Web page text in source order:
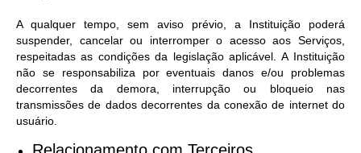
A qualquer tempo, sem aviso prévio, a Instituição poderá
suspender, cancelar ou interromper o acesso aos Serviços,
respeitadas as condições da legislação aplicável. A Instituição
não se responsabiliza por eventuais danos e/ou problemas
decorrentes da demora, interrupção ou bloqueio nas
transmissões de dados decorrentes da conexão de internet do
usuário.